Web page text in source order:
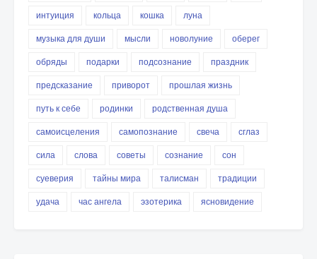
интуиция
кольца кошка
луна
музыка для души
мысли новолуние
оберег
обряды
подарки подсознание
праздник
предсказание
приворот
прошлая жизнь
путь к себе
родинки
родственная душа
самоисцеления
самопознание свеча
сглаз
сила
слова советы сознание
сон
суеверия
тайны мира талисман
традиции
удача
час ангела эзотерика ясновидение